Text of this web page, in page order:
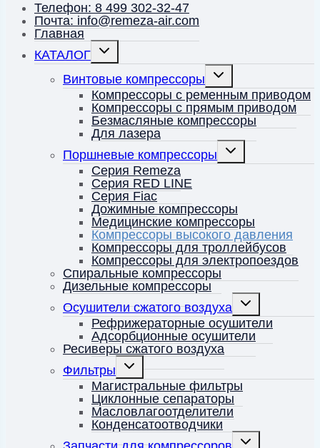
Телефон: 8 499 302-32-47
Почта: info@remeza-air.com
Главная
КАТАЛОГ
Переключить
Винтовые компрессоры
Переключить
меню
Компрессоры с ременным приводом
Компрессоры с прямым приводом
Безмасляные компрессоры
Для лазера
Поршневые компрессоры
Переключить
Серия Remeza
Серия RED LINE
Серия Fiac
Дожимные компрессоры
Медицинские компрессоры
Компрессоры высокого давления
Компрессоры для троллейбусов
Компрессоры для электропоездов
Спиральные компрессоры
Дизельные компрессоры
Осушители сжатого воздуха
Переключить
меню
Рефрижераторные осушители
Адсорбционные осушители
Ресиверы сжатого воздуха
Фильтры
Переключить
дочернее
меню
Магистральные фильтры
Циклонные сепараторы
Масловлагоотделители
Конденсатоотводчики
Переключить